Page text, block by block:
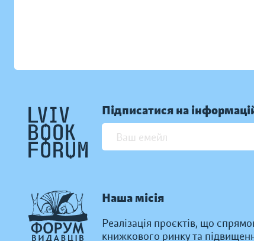
Підписатися на
Наша місія
Реалізація проєктів, що
книжкового ринку та